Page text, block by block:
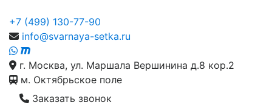
+7 (499) 130-77-90
info@svarnaya-setka.ru
г. Москва, ул. Маршала Вершинина д.8 кор.2
м. Октябрьское поле
Заказать звонок